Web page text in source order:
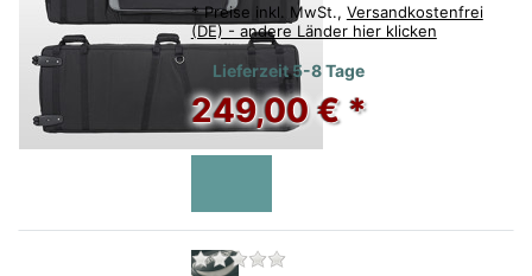
* Preise inkl. MwSt., Versandkostenfrei
(DE) - andere Länder hier klicken
Lieferzeit 5-8 Tage
249,00 € *
Zu diesem Produkt liegen